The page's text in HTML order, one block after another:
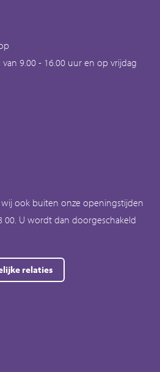
9.00 - 16.00 uur en op vrijdag
ook buiten onze openingstijden
00. U wordt dan doorgeschakeld
relaties